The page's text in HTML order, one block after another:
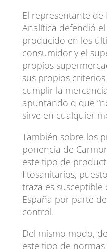
El representante de
Analítica defendió
producido en los
consumidor y el
propios
sus propios
cumplir la
apuntando q que
sirve en cualquier
También sobre los
ponencia de
este tipo de
fitosanitarios,
traza es
España por parte
control.
Del mismo modo,
este tipo de